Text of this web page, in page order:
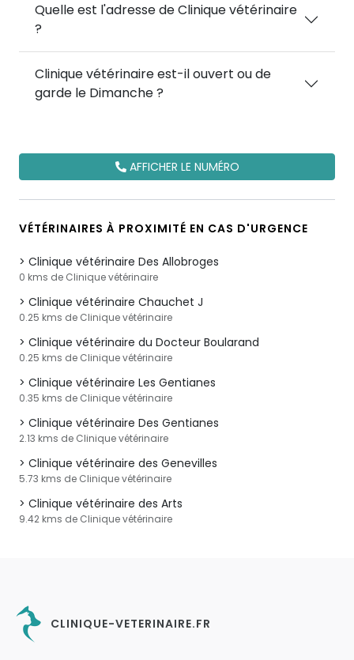
Quelle est l'adresse de Clinique vétérinaire
?
Clinique vétérinaire est-il ouvert ou de
garde le Dimanche ?
AFFICHER LE NUMÉRO
VÉTÉRINAIRES À PROXIMITÉ EN CAS D'URGENCE
Clinique vétérinaire Des Allobroges
0 kms de Clinique vétérinaire
Clinique vétérinaire Chauchet J
0.25 kms de Clinique vétérinaire
Clinique vétérinaire du Docteur Boularand
0.25 kms de Clinique vétérinaire
Clinique vétérinaire Les Gentianes
0.35 kms de Clinique vétérinaire
Clinique vétérinaire Des Gentianes
2.13 kms de Clinique vétérinaire
Clinique vétérinaire des Genevilles
5.73 kms de Clinique vétérinaire
Clinique vétérinaire des Arts
9.42 kms de Clinique vétérinaire
CLINIQUE-VETERINAIRE.FR